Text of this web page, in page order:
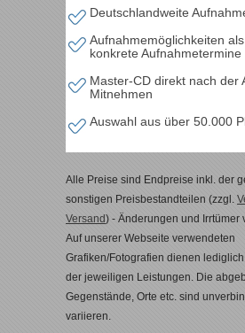
Deutschlandweite
Aufnahmemöglichkeiten
konkrete
Master-CD direkt nach der
Mitnehmen
Auswahl aus über 50.000
Alle Preise sind Endpreise inkl. der
sonstigen Preisbestandteilen (zzgl.
Versand) - Änderungen und Irrtümer
Auf unserer Webseite verwendeten
Grafiken/Fotografien dienen
der jeweiligen Leistungen. Die
Gegenstände, Orte etc. sind
variieren.